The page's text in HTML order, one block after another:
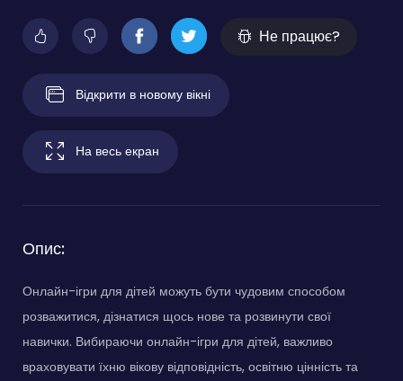
Не працює?
Відкрити в новому вікні
На весь екран
Опис:
Онлайн-ігри для дітей можуть бути чудовим способом
розважитися, дізнатися щось нове та розвинути свої
навички. Вибираючи онлайн-ігри для дітей, важливо
враховувати їхню вікову відповідність, освітню цінність та